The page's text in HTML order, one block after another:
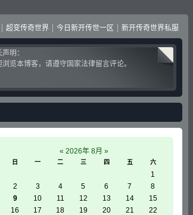
超变传奇世界 今日新开传世一区 新开传奇世界私服
明：
浏览本博客，请遵守国家法律留言评论。
« 2026年 8月 »
日 一 二 三 四 五 六
1
2
3 4 5 6 7
8
9
10 11 12 13 14
15
16
17 18 19 20 21
22